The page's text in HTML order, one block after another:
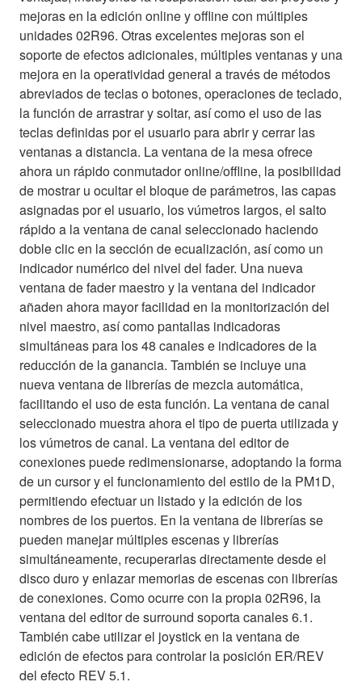
mejoras en la edición online y offline con múltiples
unidades 02R96. Otras excelentes mejoras son el
soporte de efectos adicionales, múltiples ventanas y una
mejora en la operatividad general a través de métodos
abreviados de teclas o botones, operaciones de teclado,
la función de arrastrar y soltar, así como el uso de las
teclas definidas por el usuario para abrir y cerrar las
ventanas a distancia. La ventana de la mesa ofrece
ahora un rápido conmutador online/offline, la posibilidad
de mostrar u ocultar el bloque de parámetros, las capas
asignadas por el usuario, los vúmetros largos, el salto
rápido a la ventana de canal seleccionado haciendo
doble clic en la sección de ecualización, así como un
indicador numérico del nivel del fader. Una nueva
ventana de fader maestro y la ventana del indicador
añaden ahora mayor facilidad en la monitorización del
nivel maestro, así como pantallas indicadoras
simultáneas para los 48 canales e indicadores de la
reducción de la ganancia. También se incluye una
nueva ventana de librerías de mezcla automática,
facilitando el uso de esta función. La ventana de canal
seleccionado muestra ahora el tipo de puerta utilizada y
los vúmetros de canal. La ventana del editor de
conexiones puede redimensionarse, adoptando la forma
de un cursor y el funcionamiento del estilo de la PM1D,
permitiendo efectuar un listado y la edición de los
nombres de los puertos. En la ventana de librerías se
pueden manejar múltiples escenas y librerías
simultáneamente, recuperarlas directamente desde el
disco duro y enlazar memorias de escenas con librerías
de conexiones. Como ocurre con la propia 02R96, la
ventana del editor de surround soporta canales 6.1.
También cabe utilizar el joystick en la ventana de
edición de efectos para controlar la posición ER/REV
del efecto REV 5.1.